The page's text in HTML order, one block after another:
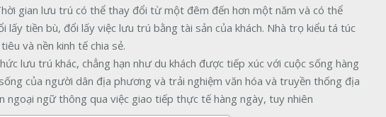
gian lưu trú có thể thay đổi từ một đêm đến hơn một năm và có thể
lấy tiền bù, đổi lấy việc lưu trú bằng tài sản của khách. Nhà trọ kiểu tá túc
và nền kinh tế chia sẻ.
lưu trú khác, chẳng hạn như du khách được tiếp xúc với cuộc sống hàng
của người dân địa phương và trải nghiệm văn hóa và truyền thống địa
ngoại ngữ thông qua việc giao tiếp thực tế hàng ngày, tuy nhiên